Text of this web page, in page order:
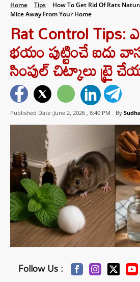
Home Tips
How To Get Rid Of Rats
Mice Away From Your Home
Rat Control Tips:
భయం పుట్టించే ఐదు
సింపుల్‌ చిట్కాలు ట్రై
Published Date :June 2, 2026 , 8:40 PM By
Follow Us :